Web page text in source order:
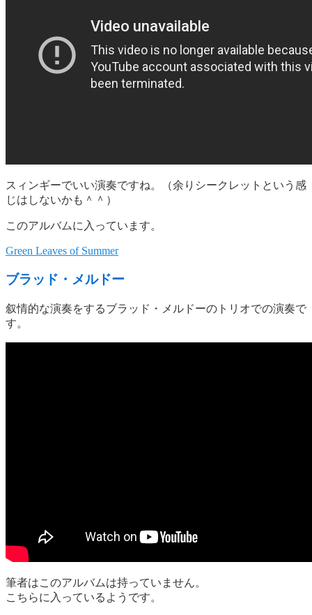
スィンギーでいい演奏ですね。（余りシークレットという感
じはしないかも＾＾）
このアルバムに入っています。
Green Leaves of Summer
ブラッド・メルドー
叙情的な演奏をするブラッド・メルドーのトリオでの演奏で
す。
筆者はこのアルバムは持っていません。
こちらに入っているようです。